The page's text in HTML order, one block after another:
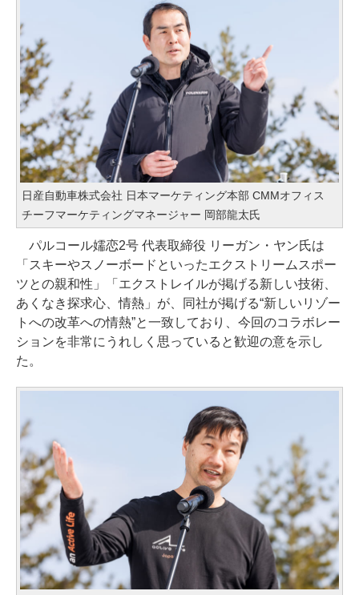
日産自動車株式会社 日本マーケティング本部 CMMオフィス
チーフマーケティングマネージャー 岡部龍太氏
パルコール嬬恋2号 代表取締役 リーガン・ヤン氏は
「スキーやスノーボードといったエクストリームスポー
ツとの親和性」「エクストレイルが掲げる新しい技術、
あくなき探求心、情熱」が、同社が掲げる“新しいリゾー
トへの改革への情熱”と一致しており、今回のコラボレー
ションを非常にうれしく思っていると歓迎の意を示し
た。